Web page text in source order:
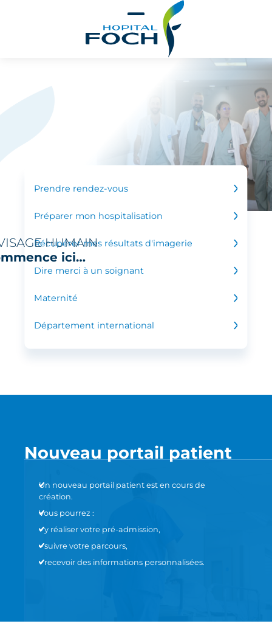
HUMAIN
ici…
Prendre rendez-vous
Préparer mon hospitalisation
Récupérer mes résultats d'imagerie
Dire merci à un soignant
Maternité
Département international
Nouveau portail patient
Un nouveau portail patient est en cours de
création.
Vous pourrez :
– y réaliser votre pré-admission,
– suivre votre parcours,
– recevoir des informations personnalisées.